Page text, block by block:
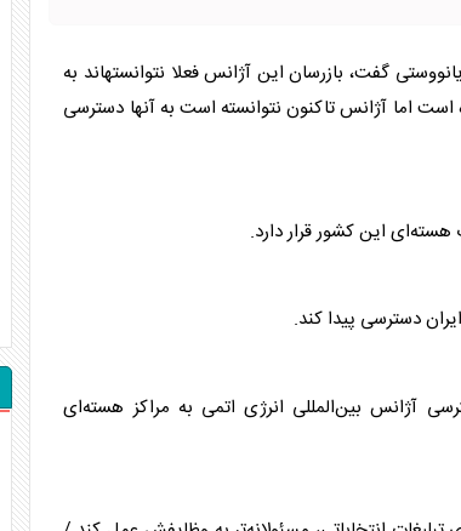
، مدیرکل آژانس بین‌المللی انرژی اتمی به ریانووستی گفت، بازرسان این آژانس فعلا نتوانسته‎اند به
اما آژانس تاکنون نتوانسته است به آنها دسترسی
این کشور قرار دارد.
دسترسی پیدا کند.
آژانس بین‌المللی انرژی اتمی به مراکز هسته‌ای